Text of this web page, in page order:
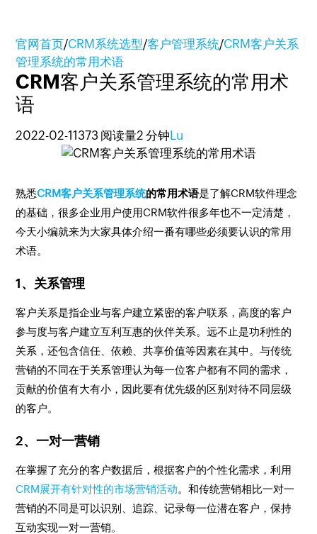
官网首页/CRM系统选型/客户管理系统/CRM客户关系
管理系统的常用术语
CRM客户关系管理系统的常用术
语
2022-02-11 373 阅读量2 分钟 Lu
熟悉CRM客户关系管理系统的常用术语是了解CRM软件理念
的基础，很多企业用户使用CRM软件很多年也不一定清楚，
今天小编就来为大家具体介绍一番有哪些必须要认识的常用
术语。
1、关系管理
客户关系是指企业与客户建立紧密的客户联系，高度的客户
参与度与客户建立互利互惠的伙伴关系。远不止是功利性的
关系，还包含信任、依赖、共享价值等因素在其中。与传统
营销的不同在于关系管理认为每一位客户都有不同的需求，
贡献的价值有大有小，因此要有优先级的区别对待不同层级
的客户。
2、一对一营销
在掌握了充分的客户数据后，根据客户的个性化需求，利用
CRM展开有针对性的市场营销活动。和传统营销相比一对一
营销的不同是可以识别、追踪、记录每一位潜在客户，保持
互动实现一对一营销。